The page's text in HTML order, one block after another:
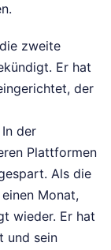
zweite
Er hat
der
der
Plattformen
Als die
Monat,
wieder. Er hat
und sein